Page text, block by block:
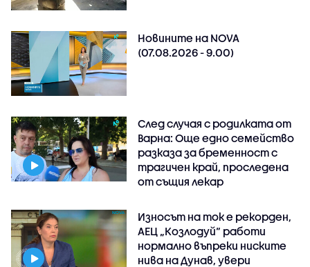
Новините на NOVA
(07.08.2026 - 9.00)
След случая с родилката от
Варна: Още едно семейство
разказа за бременност с
трагичен край, проследена
от същия лекар
Износът на ток е рекорден,
АЕЦ „Козлодуй“ работи
нормално въпреки ниските
нива на Дунав, увери